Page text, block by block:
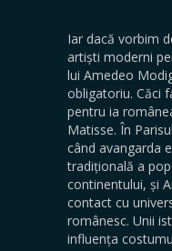
Iar dacă vorbim
artiști moderni
lui Amedeo
obligatoriu. Căci
pentru ia
Matisse. În
când avangarda
tradițională a
continentului, și
contact cu
românesc. Unii
influența